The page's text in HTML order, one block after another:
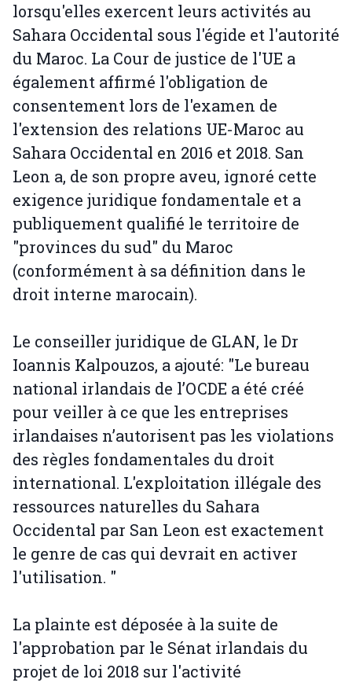
lorsqu'elles exercent leurs activités au
Sahara Occidental sous l'égide et l'autorité
du Maroc. La Cour de justice de l'UE a
également affirmé l'obligation de
consentement lors de l'examen de
l'extension des relations UE-Maroc au
Sahara Occidental en 2016 et 2018. San
Leon a, de son propre aveu, ignoré cette
exigence juridique fondamentale et a
publiquement qualifié le territoire de
"provinces du sud" du Maroc
(conformément à sa définition dans le
droit interne marocain).
Le conseiller juridique de GLAN, le Dr
Ioannis Kalpouzos, a ajouté: "Le bureau
national irlandais de l’OCDE a été créé
pour veiller à ce que les entreprises
irlandaises n’autorisent pas les violations
des règles fondamentales du droit
international. L'exploitation illégale des
ressources naturelles du Sahara
Occidental par San Leon est exactement
le genre de cas qui devrait en activer
l'utilisation. "
La plainte est déposée à la suite de
l'approbation par le Sénat irlandais du
projet de loi 2018 sur l'activité